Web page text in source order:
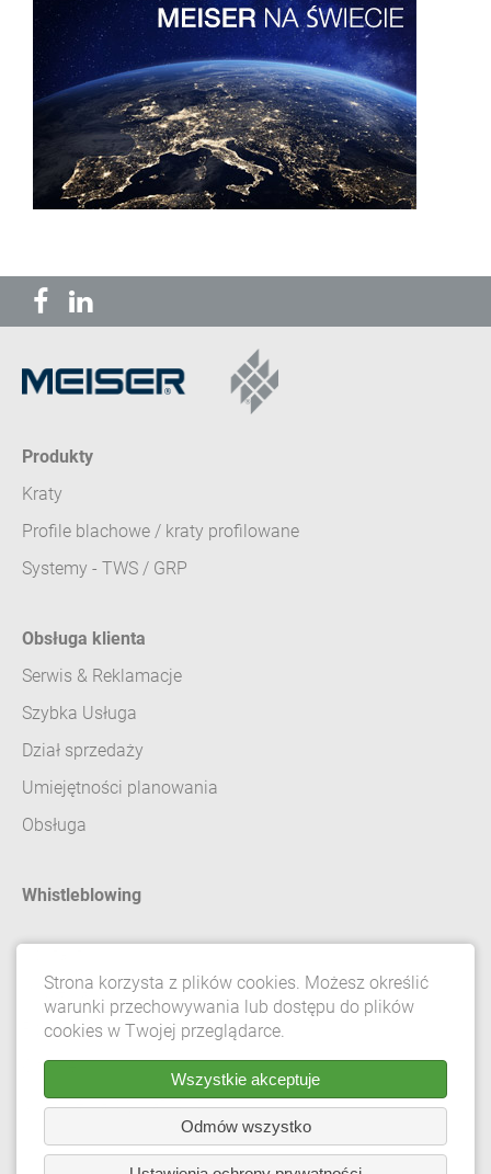
Produkty
Kraty
Profile blachowe / kraty profilowane
Systemy - TWS / GRP
Obsługa klienta
Serwis & Reklamacje
Szybka Usługa
Dział sprzedaży
Umiejętności planowania
Obsługa
Whistleblowing
Impresja
Polityka Prywatności
Ogólne
Ustawienia prywatności
Strona korzysta z plików cookies. Możesz określić
warunki przechowywania lub dostępu do plików
cookies w Twojej przeglądarce.
Wszystkie akceptuje
Odmów wszystko